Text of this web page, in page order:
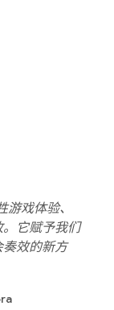
戏体验、
它赋予我们
效的新方